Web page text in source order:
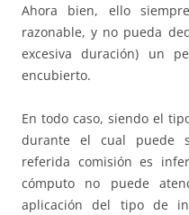
Ahora bien, ello
razonable, y no pueda
excesiva duración) un
encubierto.
En todo caso, siendo el
durante el cual puede
referida comisión es
cómputo no puede
aplicación del tipo de